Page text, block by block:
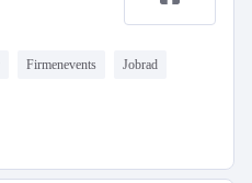
Firmenevents Jobrad